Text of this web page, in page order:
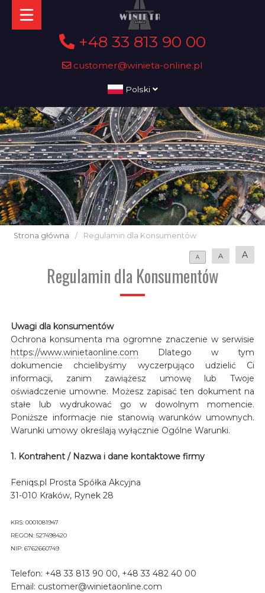
+48 33 813 90 00
customer@winieta-online.pl
Polski
Strona główna / Regulamin dla Konsumentów
A A A
Regulamin dla Konsumentów
Uwagi dla konsumentów
Ochrona konsumenta ma ogromne znaczenie w serwisie
https://www.winietaonline.com Dlatego w tym
dokumencie chcielibyśmy wyczerpująco udzielić Ci
informacji, zanim zawiążesz umowę lub Twoje
oświadczenie umowne. Możesz zapisać ten dokument na
stałe lub wydrukować go w dowolnym momencie.
Poniższe informacje nie stanowią warunków umownych.
Warunki umowy określają wyłącznie Ogólne Warunki.
1. Kontrahent / Nazwa i dane kontaktowe firmy
Feniqs.pl Prosta Spółka Akcyjna
31-010 Kraków, Rynek 28
KRS: 0001081947
REGON: 527498420
NIP: 6762660749
Telefon: +48 33 813 90 00, +48 33 482 40 00
Email: customer@winietaonline.com